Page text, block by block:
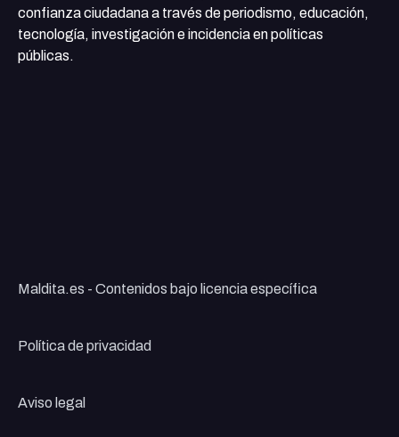
confianza ciudadana a través de periodismo, educación,
tecnología, investigación e incidencia en políticas
públicas.
Maldita.es - Contenidos bajo licencia específica
Política de privacidad
Aviso legal